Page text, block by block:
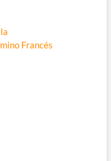
Francés